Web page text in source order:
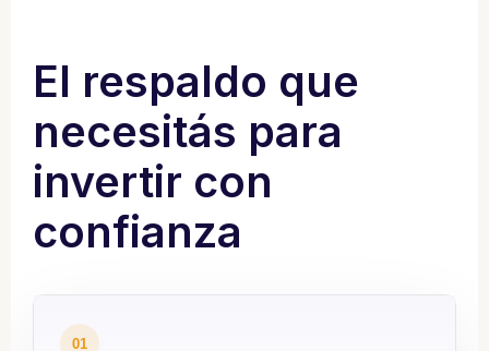
El respaldo que
necesitás para
invertir con
confianza
01